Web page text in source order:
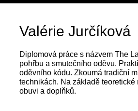
Valérie Jurčíková
Diplomová práce s názvem The
pohřbu a smutečního oděvu.
oděvního kódu. Zkoumá tradiční
technikách. Na základě
obuvi a doplňků.